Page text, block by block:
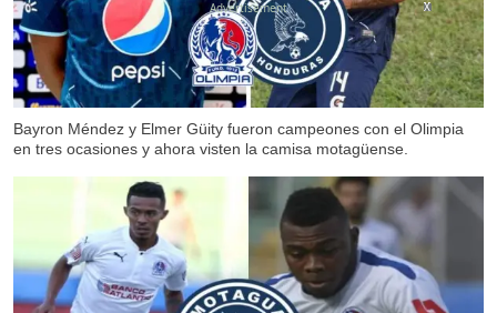
Bayron Méndez y Elmer Güity fueron campeones con el Olimpia
en tres ocasiones y ahora visten la camisa motagüense.
X
X
X